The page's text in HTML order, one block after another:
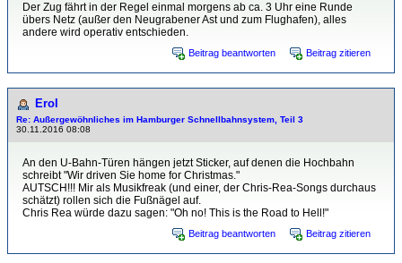
Der Zug fährt in der Regel einmal morgens ab ca. 3 Uhr eine Runde
übers Netz (außer den Neugrabener Ast und zum Flughafen), alles
andere wird operativ entschieden.
Beitrag beantworten Beitrag zitieren
Erol
Re: Außergewöhnliches im Hamburger Schnellbahnsystem, Teil 3
30.11.2016 08:08
An den U-Bahn-Türen hängen jetzt Sticker, auf denen die Hochbahn
schreibt "Wir driven Sie home for Christmas."
AUTSCH!!! Mir als Musikfreak (und einer, der Chris-Rea-Songs durchaus
schätzt) rollen sich die Fußnägel auf.
Chris Rea würde dazu sagen: "Oh no! This is the Road to Hell!"
Beitrag beantworten Beitrag zitieren